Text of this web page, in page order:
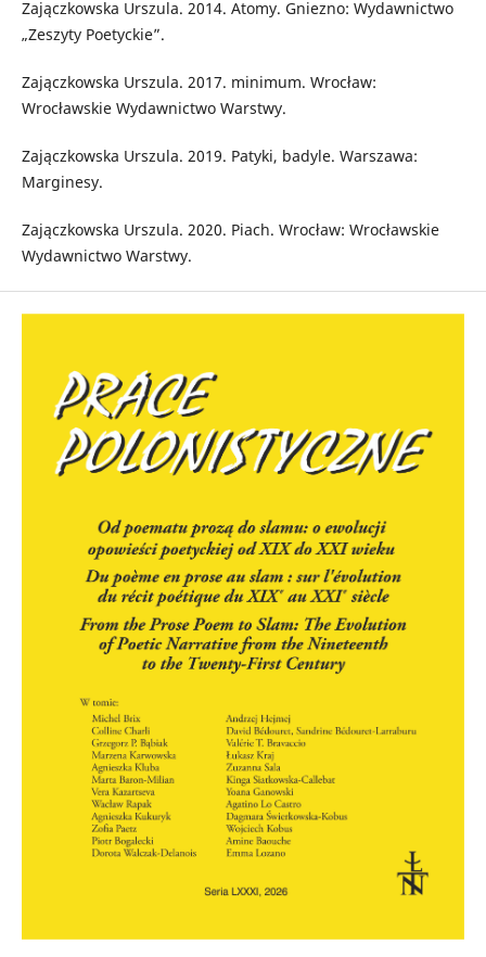
Zajączkowska Urszula. 2014. Atomy. Gniezno: Wydawnictwo
„Zeszyty Poetyckie”.
Zajączkowska Urszula. 2017. minimum. Wrocław:
Wrocławskie Wydawnictwo Warstwy.
Zajączkowska Urszula. 2019. Patyki, badyle. Warszawa:
Marginesy.
Zajączkowska Urszula. 2020. Piach. Wrocław: Wrocławskie
Wydawnictwo Warstwy.